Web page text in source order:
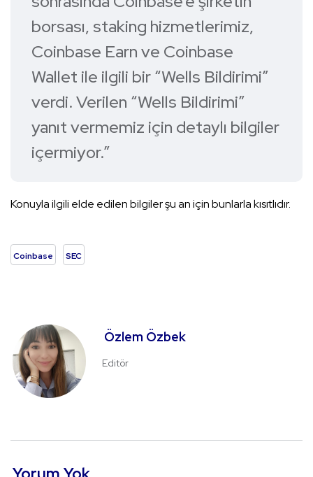
borsası, staking hizmetlerimiz,
Coinbase Earn ve Coinbase
Wallet ile ilgili bir “Wells Bildirimi”
verdi. Verilen “Wells Bildirimi”
yanıt vermemiz için detaylı bilgiler
içermiyor.”
Konuyla ilgili elde edilen bilgiler şu an için bunlarla kısıtlıdır.
Coinbase SEC
Özlem Özbek
Editör